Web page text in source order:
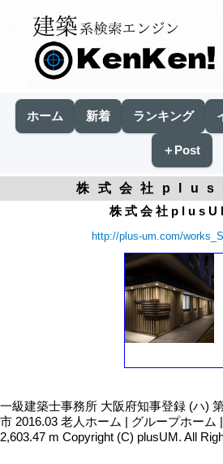
ホーム 新着 ランキング
＋Post
株 式 会 社 p l u
株 式 会 社 p l u s
http://plus-um.com/
一級建築士事務所 大阪府知事登録 (ハ)
市 2016.03 老人ホーム | グループホーム
2,603.47 m Copyright (C) plusUM. All